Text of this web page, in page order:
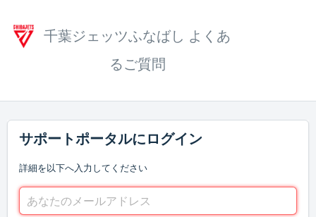
千葉ジェッツふなばし よくあ
るご質問
サポートポータルにログイン
詳細を以下へ入力してください